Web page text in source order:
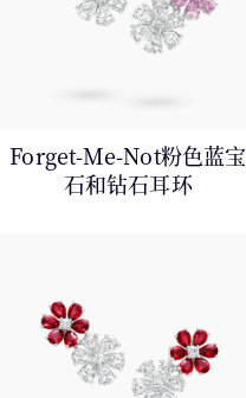
Forget-Me-Not粉色蓝宝
石和⁠钻⁠石耳环